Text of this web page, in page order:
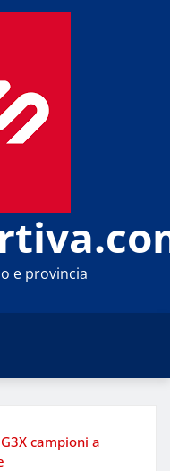
e provincia
campioni a